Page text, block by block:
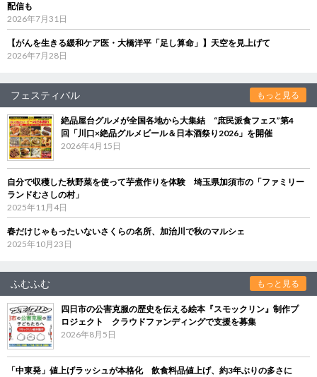
配信も
2026年7月31日
【がんを生きる緩和ケア医・大橋洋平「足し算命」】天空を見上げて
2026年7月28日
フェスティバル もっと見る
絶品屋台グルメが全国各地から大集結 “庶民派食フェス”第4
回「川口×絶品グルメビール＆日本酒祭り2026」を開催
2026年4月15日
自分で収穫した秋野菜を使って芋煮作りを体験 埼玉県加須市の「ファミリー
ランドむさしの村」
2025年11月4日
春だけじゃもったいないさくらの名所、加治川で秋のマルシェ
2025年10月23日
ふむふむ もっと見る
四日市の公害克服の歴史を伝える絵本『スモックリン』制作プ
ロジェクト クラウドファンディングで支援を募集
2026年8月5日
「中東発」値上げラッシュが本格化 飲食料品値上げ、約3年ぶりの多さに